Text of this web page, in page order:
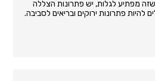
מפתיע לגלות, יש פתרונות הצללה
להיות פתרונות ירוקים ובריאים לסביבה.